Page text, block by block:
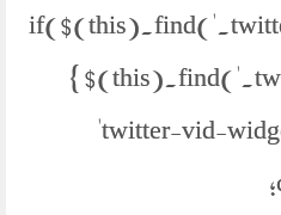
{
'twitter-vid-